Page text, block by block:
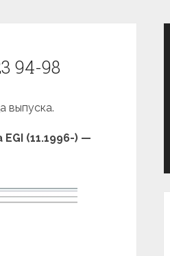
94-98
выпуска.
(11.1996-) —